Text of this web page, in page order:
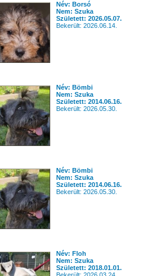
Név: Borsó
Nem: Szuka
Született: 2026.05.07.
Bekerült: 2026.06.14.
Név: Bömbi
Nem: Szuka
Született: 2014.06.16.
Bekerült: 2026.05.30.
Név: Bömbi
Nem: Szuka
Született: 2014.06.16.
Bekerült: 2026.05.30.
Név: Floh
Nem: Szuka
Született: 2018.01.01.